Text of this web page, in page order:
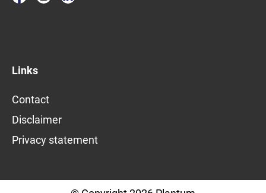
Links
Contact
Disclaimer
Privacy statement